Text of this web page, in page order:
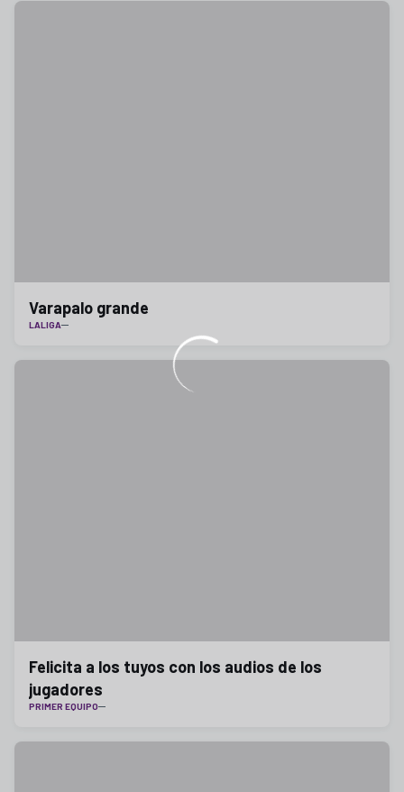
Varapalo grande
LALIGA
Felicita a los tuyos con los audios de los
jugadores
PRIMER EQUIPO